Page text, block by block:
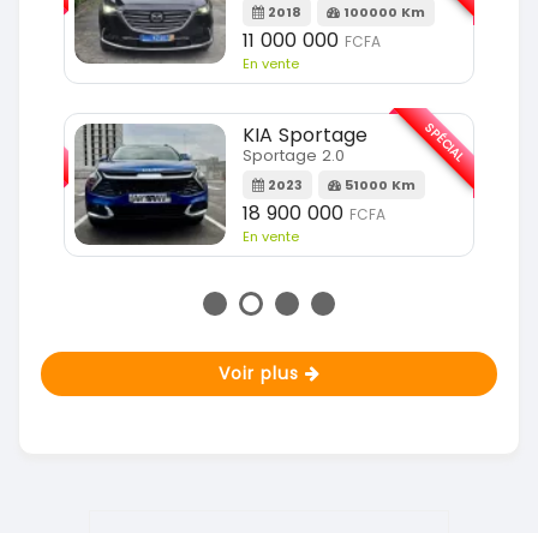
2018 100000 Km
11 000 000 FCFA
En vente
KIA Sportage
Sportage 2.0
2023 51000 Km
18 900 000 FCFA
En vente
SPÉCIAL
Voir plus